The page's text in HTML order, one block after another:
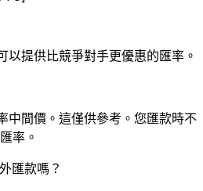
以提供比競爭對手更優惠的匯率。
中間價。這僅供參考。您匯款時不
率。
匯款嗎？